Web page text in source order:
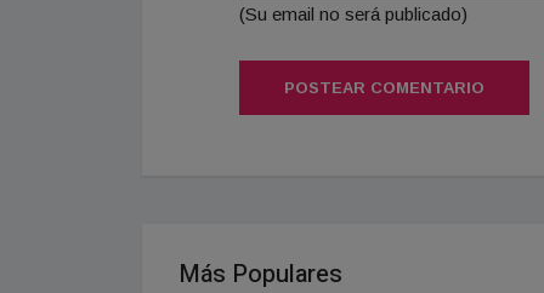
(Su email no será publicado)
POSTEAR COMENTARIO
Más Populares